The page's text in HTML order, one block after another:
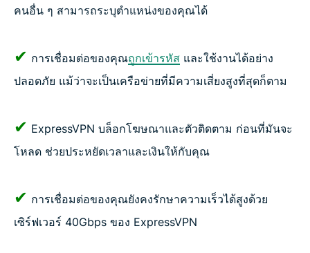
คนอื่น ๆ สามารถระบุตำแหน่งของคุณได้
✔ การเชื่อมต่อของคุณถูกเข้ารหัส และใช้งานได้อย่าง
ปลอดภัย แม้ว่าจะเป็นเครือข่ายที่มีความเสี่ยงสูงที่สุดก็ตาม
✔ ExpressVPN บล็อกโฆษณาและตัวติดตาม ก่อนที่มันจะ
โหลด ช่วยประหยัดเวลาและเงินให้กับคุณ
✔ การเชื่อมต่อของคุณยังคงรักษาความเร็วได้สูงด้วย
เซิร์ฟเวอร์ 40Gbps ของ ExpressVPN